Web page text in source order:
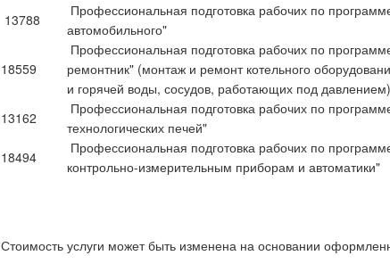
13788
Профессиональная подготовка рабочих по
автомобильного"
18559
Профессиональная подготовка рабочих по
ремонтник" (монтаж и ремонт котельного
и горячей воды, сосудов, работающих под давлением)
13162
Профессиональная подготовка рабочих по
технологических печей"
18494
Профессиональная подготовка рабочих по
контрольно-измерительным приборам и автоматики"
Стоимость услуги может быть изменена на основании